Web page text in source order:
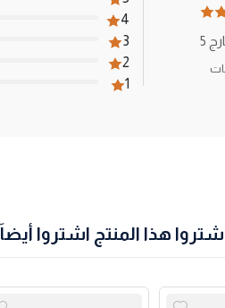
5
4
3
2
1
هذا المنتج اشتروا أيضاً